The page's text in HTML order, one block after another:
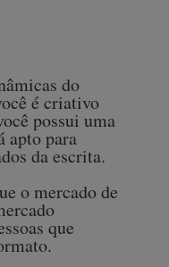
do
é criativo
possui uma
apto para
da escrita.
o mercado de
que